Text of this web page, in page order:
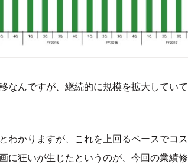
なんですが、継続的に規模を拡大してい
わかりますが、これを上回るペースでコ
に狂いが生じたというのが、今回の業績